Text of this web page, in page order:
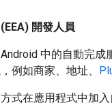
(EEA) 開發人員
Android 中的自動完
例如商家、地址、
方式在應用程式中加